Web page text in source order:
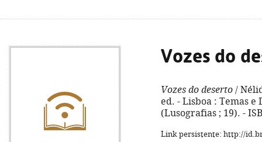
Vozes do
Vozes do deserto /
ed. - Lisboa : Temas e
(Lusografias ; 19). -
Link persistente: http://